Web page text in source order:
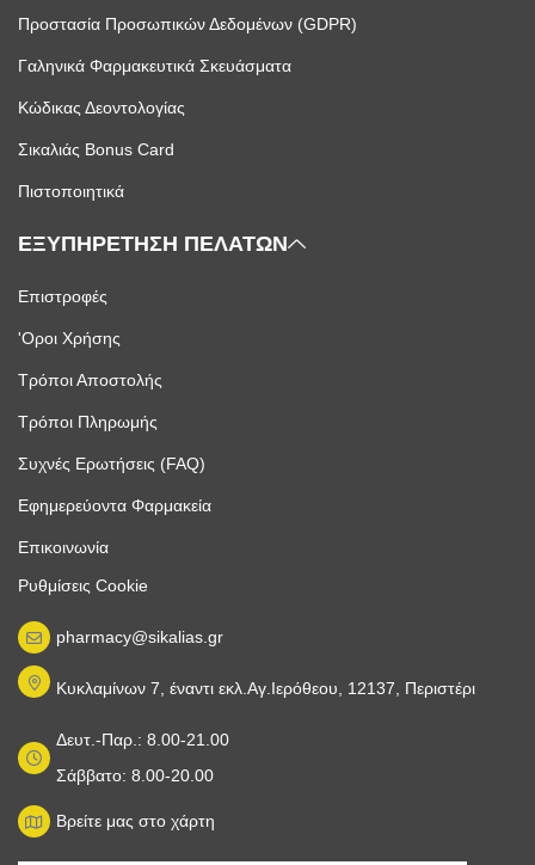
Προστασία Προσωπικών Δεδομένων (GDPR)
Γαληνικά Φαρμακευτικά Σκευάσματα
Κώδικας Δεοντολογίας
Σικαλιάς Bonus Card
Πιστοποιητικά
ΕΞΥΠΗΡΕΤΗΣΗ ΠΕΛΑΤΩΝ
Επιστροφές
'Οροι Χρήσης
Τρόποι Αποστολής
Τρόποι Πληρωμής
Συχνές Ερωτήσεις (FAQ)
Εφημερεύοντα Φαρμακεία
Επικοινωνία
Ρυθμίσεις Cookie
pharmacy@sikalias.gr
Κυκλαμίνων 7, έναντι εκλ.Αγ.Ιερόθεου, 12137, Περιστέρι
Δευτ.-Παρ.: 8.00-21.00
Σάββατο: 8.00-20.00
Βρείτε μας στο χάρτη